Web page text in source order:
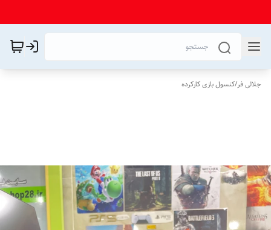
جلالی فر/کنسول بازی کارکرده